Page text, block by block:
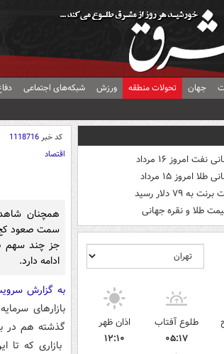
جهان تحولات منطقه ورزش شبکه‌های اجتماعی
امروز ۱۶ مرداد
امروز ۱۵ مرداد
۷۹ دلار رسید
طلا و نقره جهانی
طلوع آفتاب
۰۵:۱۷
اذان ظهر
۱۲:۱۰
کد خبر1118716
اقتصاد
همچنان
سمت صعود
جز چند سهم
ادامه دارد.
به گزارش
بازارهای
گذشته هم در
بازاری که تا